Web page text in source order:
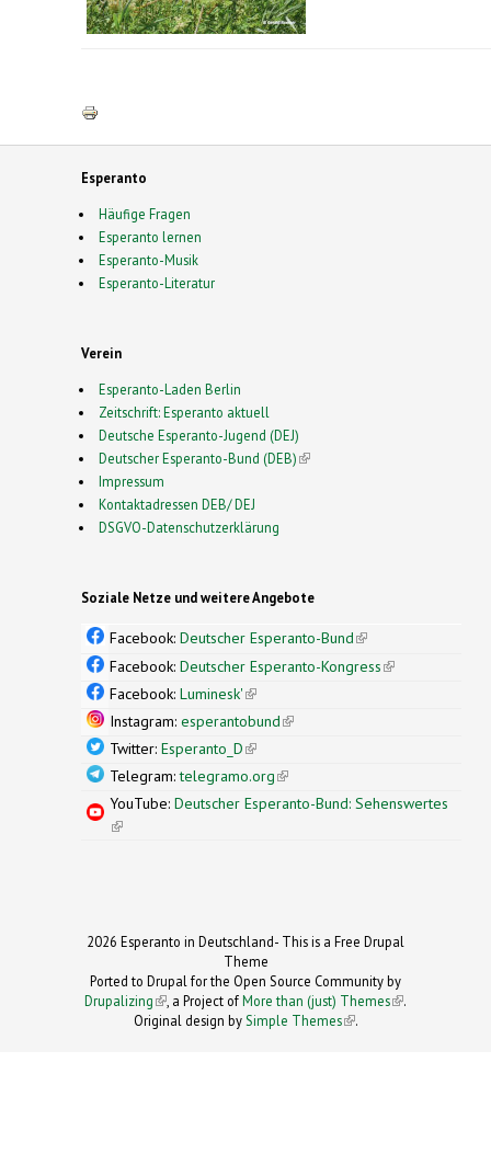
Esperanto
Häufige Fragen
Esperanto lernen
Esperanto-Musik
Esperanto-Literatur
Verein
Esperanto-Laden Berlin
Zeitschrift: Esperanto aktuell
Deutsche Esperanto-Jugend (DEJ)
Deutscher Esperanto-Bund (DEB)(link is external)
Impressum
Kontaktadressen DEB/ DEJ
DSGVO-Datenschutzerklärung
Soziale Netze und weitere Angebote
Facebook: Deutscher Esperanto-Bund(link is
external)
Facebook: Deutscher Esperanto-Kongress(link is
Facebook: Luminesk'(link is external)
Instagram: esperantobund(link is external)
Twitter: Esperanto_D(link is external)
Telegram:telegramo.org(link is external)
YouTube: Deutscher Esperanto-Bund: Sehenswertes
(link is external)
2026 Esperanto in Deutschland- This is a Free Drupal
Theme
Ported to Drupal for the Open Source Community by
Drupalizing(link is external)
, a Project ofMore than (just) Themes (link is
.
Original design bySimple Themes
(link is
.